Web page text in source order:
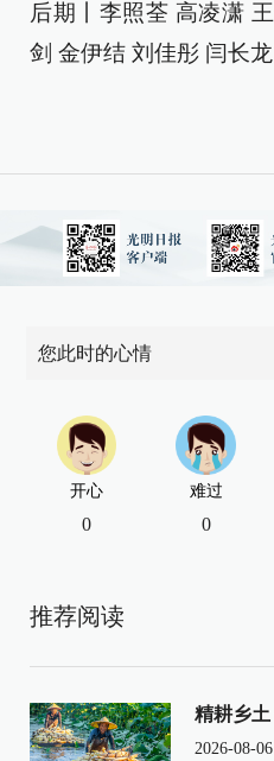
后期丨李照荃 高凌潇
剑 金伊结 刘佳彤 闫长
您此时的心情
开心
0
难过
0
推荐阅读
精耕乡
2026-08-